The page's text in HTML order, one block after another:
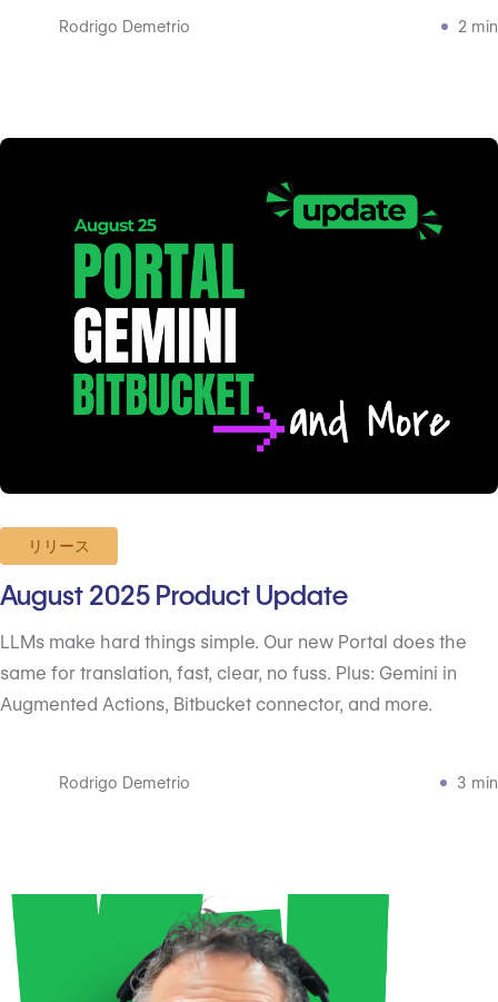
Rodrigo Demetrio 2 min
リリース
August 2025 Product Update
LLMs make hard things simple. Our new Portal does the
same for translation, fast, clear, no fuss. Plus: Gemini in
Augmented Actions, Bitbucket connector, and more.
Rodrigo Demetrio 3 min